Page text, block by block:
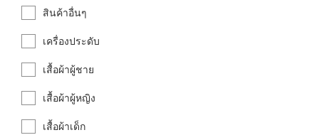
สินค้าอื่นๆ
เครื่องประดับ
เสื้อผ้าผู้ชาย
เสื้อผ้าผู้หญิง
เสื้อผ้าเด็ก